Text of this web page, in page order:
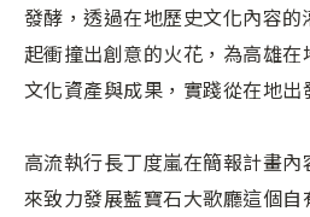
發酵，透過在地歷史文化內容
起衝撞出創意的火花，為高雄
文化資產與成果，實踐從在地出
高流執行長丁度嵐在簡報計畫
來致力發展藍寶石大歌廳這個